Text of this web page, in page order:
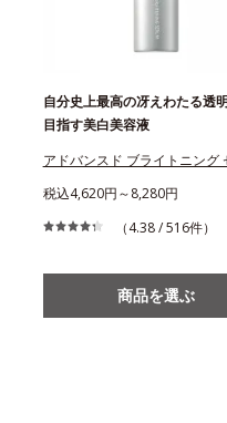
自分史上最高の冴えわたる透
目指す美白美容液
アドバンスド ブライトニング
税込4,620円～8,280円
（4.38 / 516件）
商品を選ぶ